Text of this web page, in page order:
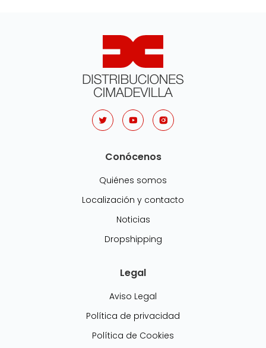
Conócenos
Quiénes somos
Localización y contacto
Noticias
Dropshipping
Legal
Aviso Legal
Política de privacidad
Política de Cookies